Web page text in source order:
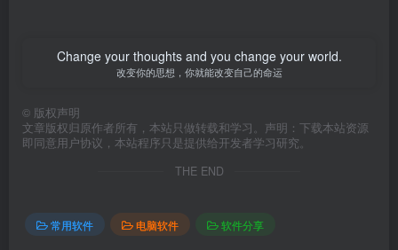
Change your thoughts and you change your world.
改变你的思想，你就能改变自己的命运
© 版权声明
文章版权归原作者所有，本站只做转载和学习。声明：下载本站资源
即同意用户协议，本站程序只是提供给开发者学习研究。
THE END
常用软件 电脑软件 软件分享